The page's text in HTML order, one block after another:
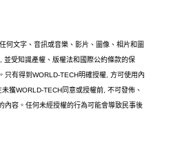
何文字、音訊或音樂、影片、圖像、相片和圖
並受知識產權、版權法和國際公約條款的保
只有得到 WORLD-TECH明確授權 方可使用內
未獲WORLD-TECH同意或授權前 不可發佈、
內容。任何未經授權的行為可能會導致民事後